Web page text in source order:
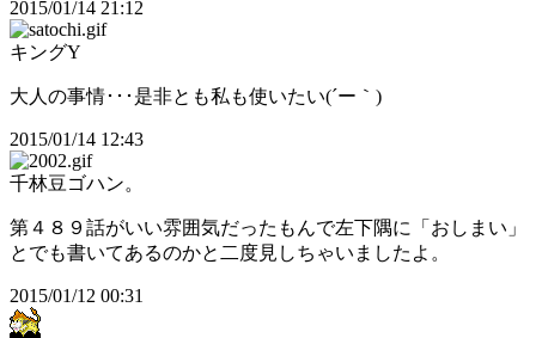
2015/01/14 21:12
キングY
大人の事情･･･是非とも私も使いたい(´ー｀)
2015/01/14 12:43
千林豆ゴハン。
第４８９話がいい雰囲気だったもんで左下隅に「おしまい」
とでも書いてあるのかと二度見しちゃいましたよ。
2015/01/12 00:31